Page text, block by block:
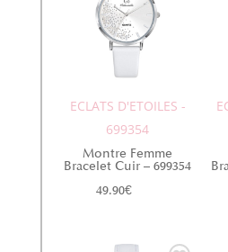
ECLATS D'ETOILES -
699354
Montre Femme
Bracelet Cuir – 699354
49.90€